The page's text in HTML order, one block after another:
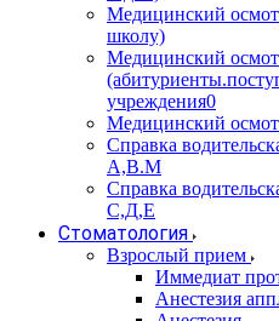
Медицинский
школу)
Медицинский
учреждения0
Медицинский
Справка
А,В.М
Справка
С,Д,Е
Стоматология
Взрослый прием
Иммедиат
Анестезия